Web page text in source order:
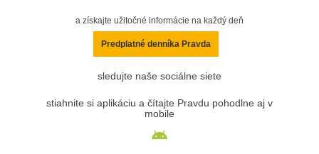
a získajte užitočné informácie na každý deň
Predplatné denníka Pravda
sledujte naše sociálne siete
stiahnite si aplikáciu a čítajte Pravdu pohodlne aj v
mobile